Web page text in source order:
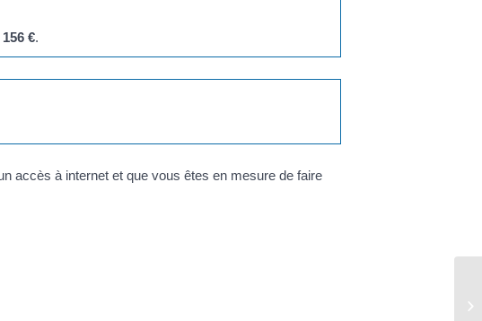
156 €.
accès à internet et que vous êtes en mesure de faire